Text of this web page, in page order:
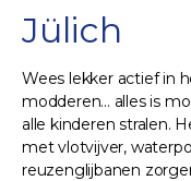
Jülich
Wees lekker actief in
modderen... alles is
alle kinderen stralen.
met vlotvijver,
reuzenglijbanen